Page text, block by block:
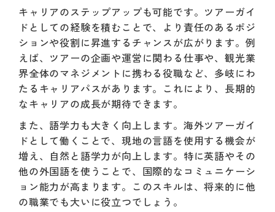
キャリアのステップアップも可能です。ツアーガイ
ドとしての経験を積むことで、より責任のあるポジ
ションや役割に昇進するチャンスが広がります。例
えば、ツアーの企画や運営に関わる仕事や、観光業
界全体のマネジメントに携わる役職など、多岐にわ
たるキャリアパスがあります。これにより、長期的
なキャリアの成長が期待できます。
また、語学力も大きく向上します。海外ツアーガイ
ドとして働くことで、現地の言語を使用する機会が
増え、自然と語学力が向上します。特に英語やその
他の外国語を使うことで、国際的なコミュニケーシ
ョン能力が高まります。このスキルは、将来的に他
の職業でも大いに役立つでしょう。